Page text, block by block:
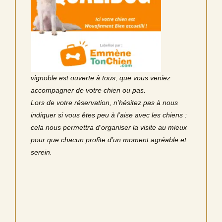
vignoble est ouverte à tous, que vous veniez
accompagner de votre chien ou pas.
Lors de votre réservation, n’hésitez pas à nous
indiquer si vous êtes peu à l’aise avec les chiens :
cela nous permettra d’organiser la visite au mieux
pour que chacun profite d’un moment agréable et
serein.